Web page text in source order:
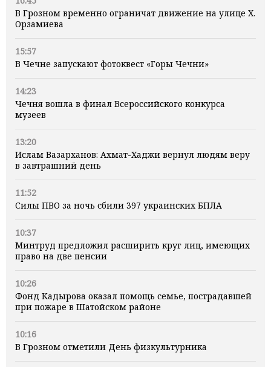
В Грозном временно ограничат движение на улице Х.
Орзамиева
15:57
В Чечне запускают фотоквест «Горы Чечни»
14:23
Чечня вошла в финал Всероссийского конкурса
музеев
13:20
Ислам Вазарханов: Ахмат-Хаджи вернул людям веру
в завтрашний день
11:52
Силы ПВО за ночь сбили 397 украинских БПЛА
10:37
Минтруд предложил расширить круг лиц, имеющих
право на две пенсии
10:26
Фонд Кадырова оказал помощь семье, пострадавшей
при пожаре в Шатойском районе
10:16
В Грозном отметили День физкультурника